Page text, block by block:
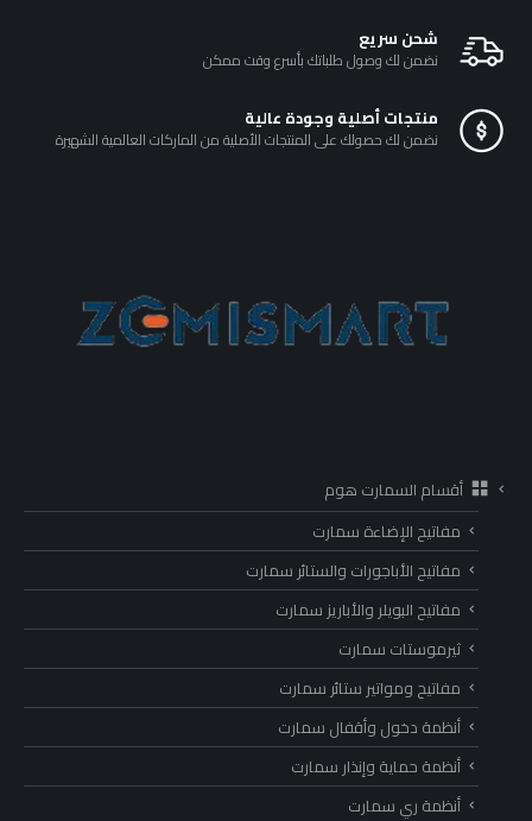
شحن سريع
نضمن لك وصول طلباتك بأسرع وقت ممكن
منتجات أصلية وجودة عالية
نضمن لك حصولك على المنتجات الأصلية من الماركات العالمية الشهيرة
أقسام السمارت هوم
مفاتيح الإضاءة سمارت
مفاتيح الأباجورات والستائر سمارت
مفاتيح البويلر والأباريز سمارت
ثيرموستات سمارت
مفاتيح ومواتير ستائر سمارت
أنظمة دخول وأقفال سمارت
أنظمة حماية وإنذار سمارت
أنظمة ري سمارت